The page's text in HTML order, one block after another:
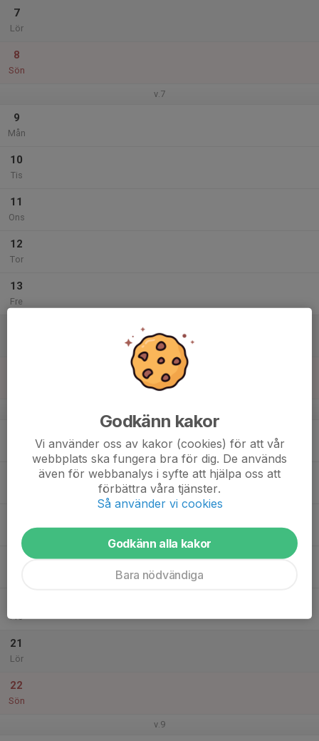
7
Lör
8
Sön
v.7
9
Mån
10
Tis
11
Ons
12
Tor
13
Fre
Ons
Fre
21
Lör
22
Sön
v.9
Godkänn kakor
Vi använder oss av kakor (cookies) för att vår
webbplats ska fungera bra för dig. De används
även för webbanalys i syfte att hjälpa oss att
förbättra våra tjänster.
Så använder vi cookies
Godkänn alla kakor
Bara nödvändiga